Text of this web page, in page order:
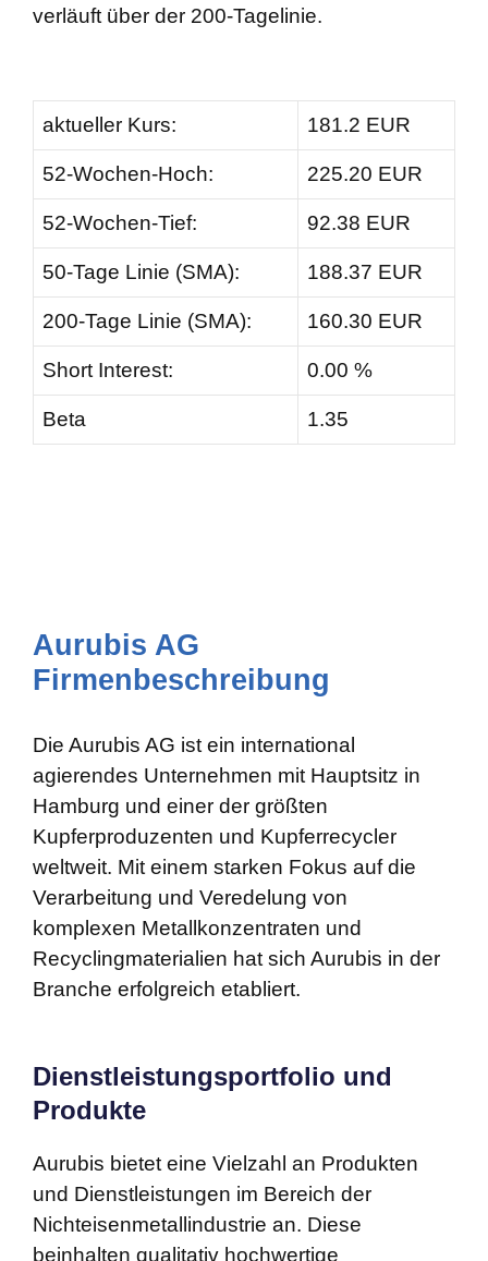
verläuft über der 200-Tagelinie.
aktueller Kurs: 181.2 EUR
52-Wochen-Hoch: 225.20 EUR
52-Wochen-Tief: 92.38 EUR
50-Tage Linie (SMA): 188.37 EUR
200-Tage Linie (SMA): 160.30 EUR
Short Interest: 0.00 %
Beta 1.35
Aurubis AG
Firmenbeschreibung
Die Aurubis AG ist ein international
agierendes Unternehmen mit Hauptsitz in
Hamburg und einer der größten
Kupferproduzenten und Kupferrecycler
weltweit. Mit einem starken Fokus auf die
Verarbeitung und Veredelung von
komplexen Metallkonzentraten und
Recyclingmaterialien hat sich Aurubis in der
Branche erfolgreich etabliert.
Dienstleistungsportfolio und
Produkte
Aurubis bietet eine Vielzahl an Produkten
und Dienstleistungen im Bereich der
Nichteisenmetallindustrie an. Diese
beinhalten qualitativ hochwertige